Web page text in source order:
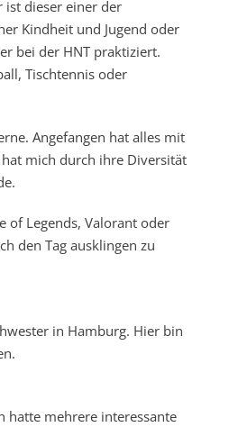
ist dieser einer der
Kindheit und Jugend oder
bei der HNT praktiziert.
Tischtennis oder
Angefangen hat alles mit
mich durch ihre Diversität
of Legends, Valorant oder
den Tag ausklingen zu
in Hamburg. Hier bin
hatte mehrere interessante